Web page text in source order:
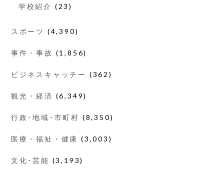
学校紹介 (23)
スポーツ (4,390)
事件・事故 (1,856)
ビジネスキャッチー (362)
観光・経済 (6,349)
行政･地域･市町村 (8,350)
医療・福祉・健康 (3,003)
文化･芸能 (3,193)